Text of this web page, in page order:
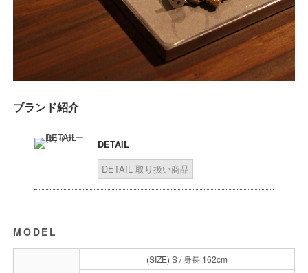
ブランド紹介
DETAIL
DETAIL 取り扱い商品
MODEL
(SIZE) S / 身長 162cm